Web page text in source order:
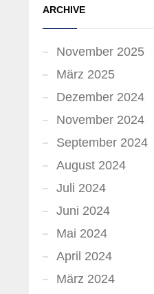
ARCHIVE
November 2025
März 2025
Dezember 2024
November 2024
September 2024
August 2024
Juli 2024
Juni 2024
Mai 2024
April 2024
März 2024